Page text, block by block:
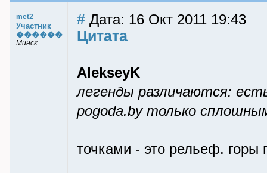
met2
Участник
������
Минск
# Дата: 16 Окт 2011 19:43
Цитата
AlekseyK
легенды различаются:
pogoda.by только
точками - это рельеф. горы